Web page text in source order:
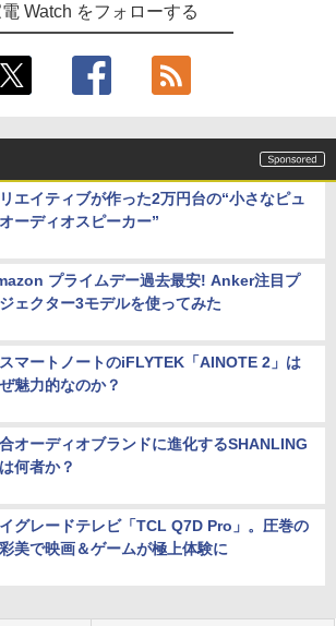
Watch をフォローする
エイティブが作った2万円台の“小さなピュ
ーディオスピーカー”
プライムデー過去最安! Anker注目プ
ェクター3モデルを使ってみた
マートノートのiFLYTEK「AINOTE 2」は
魅力的なのか？
オーディオブランドに進化するSHANLING
何者か？
グレードテレビ「TCL Q7D Pro」。圧巻の
美で映画＆ゲームが極上体験に